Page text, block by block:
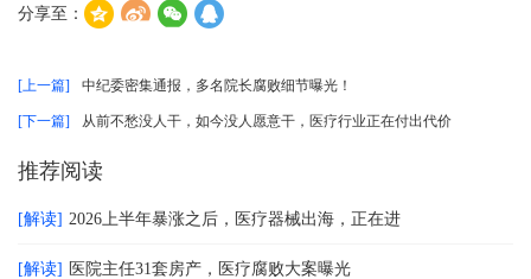
分享至：
[上一篇] 中纪委密集通报，多名院长腐败细节曝光！
[下一篇] 从前不愁没人干，如今没人愿意干，医疗行业正在付出代价
推荐阅读
[解读] 2026上半年暴涨之后，医疗器械出海，正在进
[解读] 医院主任31套房产，医疗腐败大案曝光